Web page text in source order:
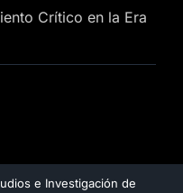
Crítico en la Era
e Investigación de